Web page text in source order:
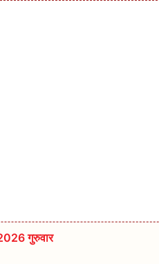
गुरुवार